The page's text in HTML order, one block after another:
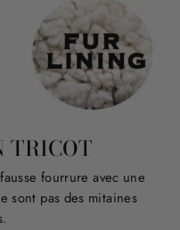
TRICOT
fourrure avec une
sont pas des mitaines